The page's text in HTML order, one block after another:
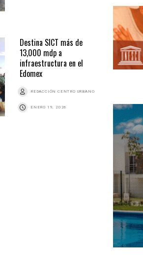
Destina SICT más de
13,000 mdp a
infraestructura en el
Edomex
REDACCIÓN CENTRO URBANO
ENERO 19, 2026